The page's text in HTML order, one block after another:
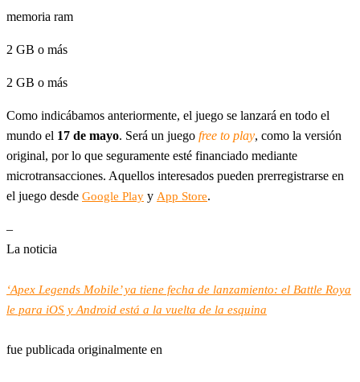
memoria ram
2 GB o más
2 GB o más
Como indicábamos anteriormente, el juego se lanzará en todo el
mundo el 17 de mayo. Será un juego free to play, como la versión
original, por lo que seguramente esté financiado mediante
microtransacciones. Aquellos interesados pueden prerregistrarse en
el juego desde Google Play y App Store.
–
La noticia
‘Apex Legends Mobile’ ya tiene fecha de lanzamiento: el Battle Roya
le para iOS y Android está a la vuelta de la esquina
fue publicada originalmente en